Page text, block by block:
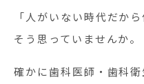
「人がいない時代だから
そう思っていませんか。
確かに歯科医師・歯科